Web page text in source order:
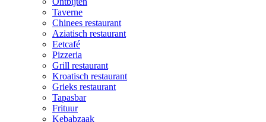
Taverne
Chinees restaurant
Aziatisch restaurant
Eetcafé
Pizzeria
Grill restaurant
Kroatisch restaurant
Grieks restaurant
Tapasbar
Frituur
Kebabzaak